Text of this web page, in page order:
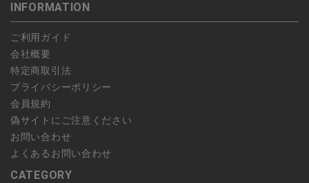
します。
予約商品など一部キャンセルが出来ない場合がございます。あら
かじめご了承ください。
こちら よりご依頼ください。
INFORMATION
ご利用ガイド
会社概要
特定商取引法
プライバシーポリシー
会員規約
偽サイトにご注意ください
お問い合わせ
よくあるお問い合わせ
CATEGORY